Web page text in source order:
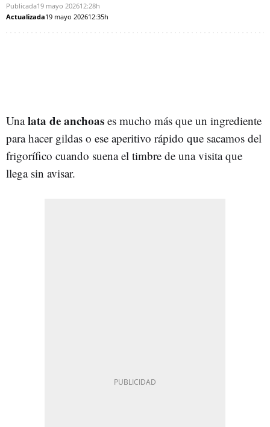
Publicada19 mayo 202612:28h
Actualizada19 mayo 202612:35h
Unalata de anchoas es mucho más que un ingrediente
para hacer gildas o ese aperitivo rápido que sacamos del
frigorífico cuando suena el timbre de una visita que
llega sin avisar.